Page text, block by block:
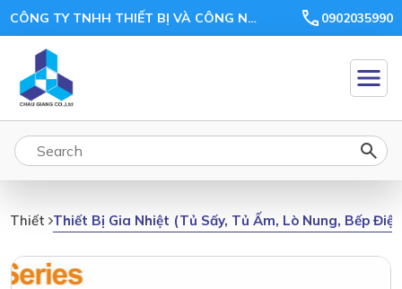
CÔNG TY TNHH THIẾT BỊ VÀ CÔNG NGHỆ CHÂU GIANG 0902035990
Thiết BịThiết Bị Gia Nhiệt (tủ Sấy, Tủ Ấm, Lò Nung, Bếp